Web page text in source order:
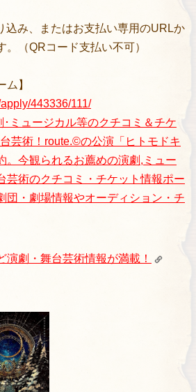
み、またはお支払い専用のURLか
。（QRコード支払い不可）
ム】
443336/111/
･ミュージカル等のクチコミ＆チケ
芸術！ route.©︎の公演「ヒトモドキ
。今観られるお薦めの演劇,ミュー
芸術のクチコミ・チケット情報ポー
団・劇場情報やオーディション・チ
演劇・舞台芸術情報が満載！